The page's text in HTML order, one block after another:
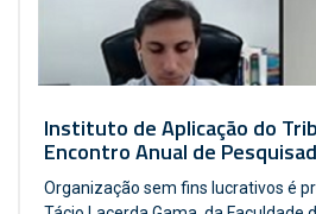
Instituto de Aplicação do
Encontro Anual de
Organização sem fins lucrativos é